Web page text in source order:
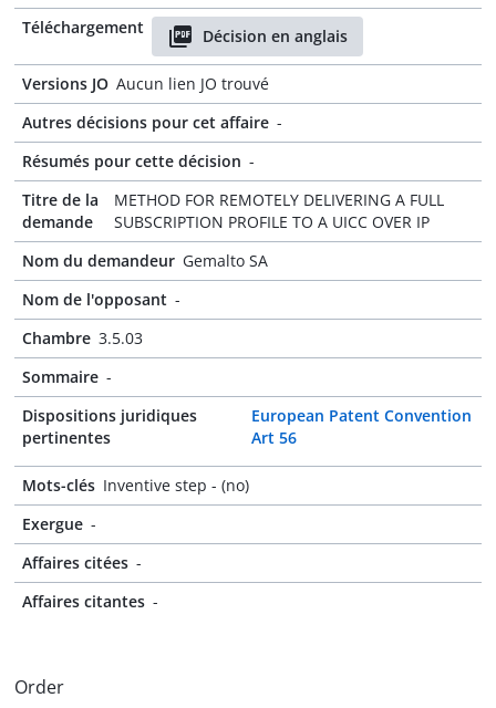
Téléchargement
Décision en anglais
Versions JO Aucun lien JO trouvé
Autres décisions pour cet affaire -
Résumés pour cette décision -
Titre de la
demande
METHOD FOR REMOTELY DELIVERING A FULL
SUBSCRIPTION PROFILE TO A UICC OVER IP
Nom du demandeur Gemalto SA
Nom de l'opposant -
Chambre 3.5.03
Sommaire -
Dispositions juridiques
pertinentes
European Patent Convention
Art 56
Mots-clés Inventive step - (no)
Exergue -
Affaires citées -
Affaires citantes -
Order